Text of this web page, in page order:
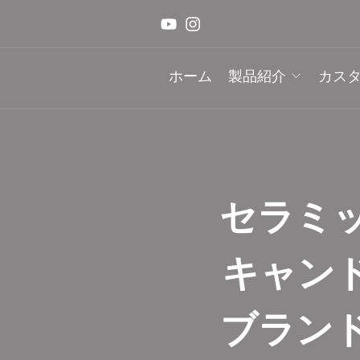
ホーム 製品紹介 カス
セラミ
キャン
ブラン